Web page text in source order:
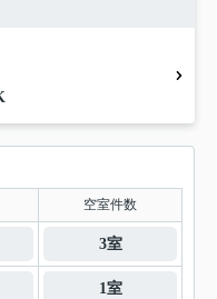
空室件数
3室
1室